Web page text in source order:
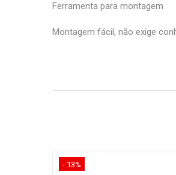
Ferramenta para montagem
Montagem fácil, não exige
- 13%